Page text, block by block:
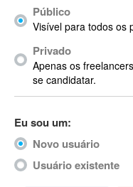
ACPI
Acrobat
Acrobat X
Acronis
ACT
Actimize
ActionScript
ActionScript 3
Público
Visível para todos os
Privado
Apenas os
se candidatar.
Eu sou um:
Novo usuário
Usuário existente